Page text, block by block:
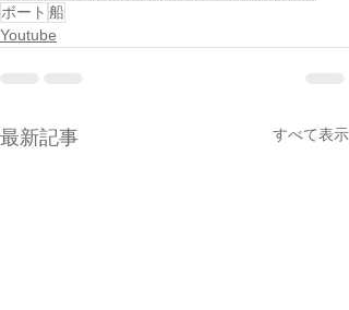
ボート 船
Youtube
最新記事 すべて表示